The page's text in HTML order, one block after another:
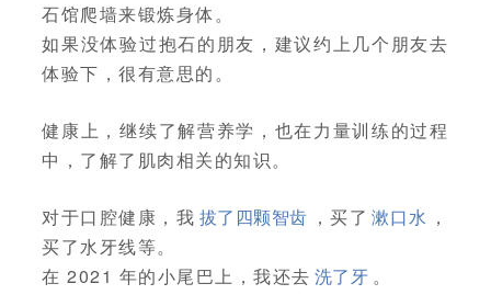
石馆爬墙来锻炼身体。
如果没体验过抱石的朋友，建议约上几个朋友去
体验下，很有意思的。
健康上，继续了解营养学，也在力量训练的过程
中，了解了肌肉相关的知识。
对于口腔健康，我 拔了四颗智齿 ，买了 漱口水 ，
买了水牙线等。
在 2021 年的小尾巴上，我还去 洗了牙 。